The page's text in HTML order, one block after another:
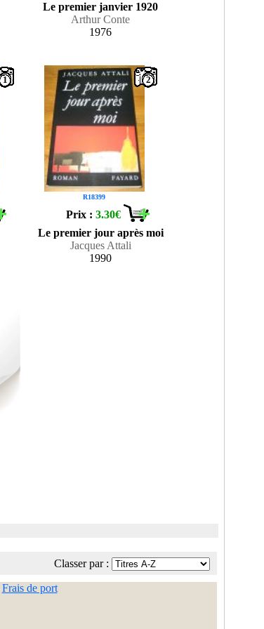
Le premier janvier 1920
Arthur Conte
1976
1
R18399
2
Prix :3.30€
Le premier jour après moi
Jacques Attali
1990
Classer par :
Frais de port